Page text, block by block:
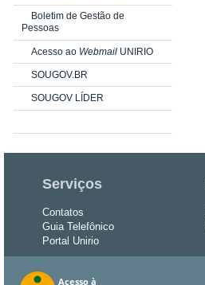
Boletim de Gestão de
Pessoas
Acesso ao Webmail UNIRIO
SOUGOV.BR
SOUGOV LÍDER
Serviços
Contatos
Guia Telefônico
Portal Unirio